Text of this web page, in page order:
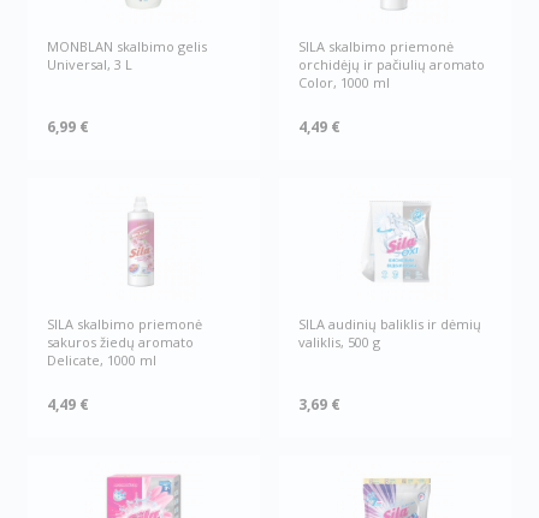
MONBLAN skalbimo gelis
Universal, 3 L
6,99 €
SILA skalbimo priemonė
orchidėjų ir pačiulių aromato
Color, 1000 ml
4,49 €
SILA skalbimo priemonė
sakuros žiedų aromato
Delicate, 1000 ml
4,49 €
SILA audinių baliklis ir dėmių
valiklis, 500 g
3,69 €